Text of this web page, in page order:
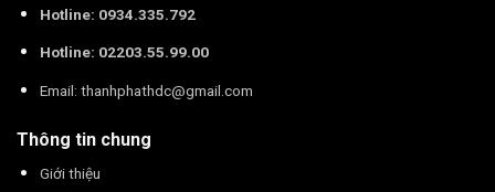
Hotline: 0934.335.792
Hotline: 02203.55.99.00
Email: thanhphathdc@gmail.com
Thông tin chung
Giới thiệu